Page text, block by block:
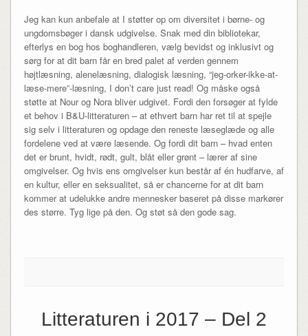
Jeg kan kun anbefale at I støtter op om diversitet i børne- og
ungdomsbøger i dansk udgivelse. Snak med din bibliotekar,
efterlys en bog hos boghandleren, vælg bevidst og inklusivt og
sørg for at dit barn får en bred palet af verden gennem
højtlæsning, alenelæsning, dialogisk læsning, “jeg-orker-ikke-at-
læse-mere”-læsning, I don’t care just read! Og måske også
støtte at Nour og Nora bliver udgivet. Fordi den forsøger at fylde
et behov i B&U-litteraturen – at ethvert barn har ret til at spejle
sig selv i litteraturen og opdage den reneste læseglæde og alle
fordelene ved at være læsende. Og fordi dit barn – hvad enten
det er brunt, hvidt, rødt, gult, blåt eller grønt – lærer af sine
omgivelser. Og hvis ens omgivelser kun består af én hudfarve, af
en kultur, eller en seksualitet, så er chancerne for at dit barn
kommer at udelukke andre mennesker baseret på disse markører
des større. Tyg lige på den. Og støt så den gode sag.
Litteraturen i 2017 – Del 2